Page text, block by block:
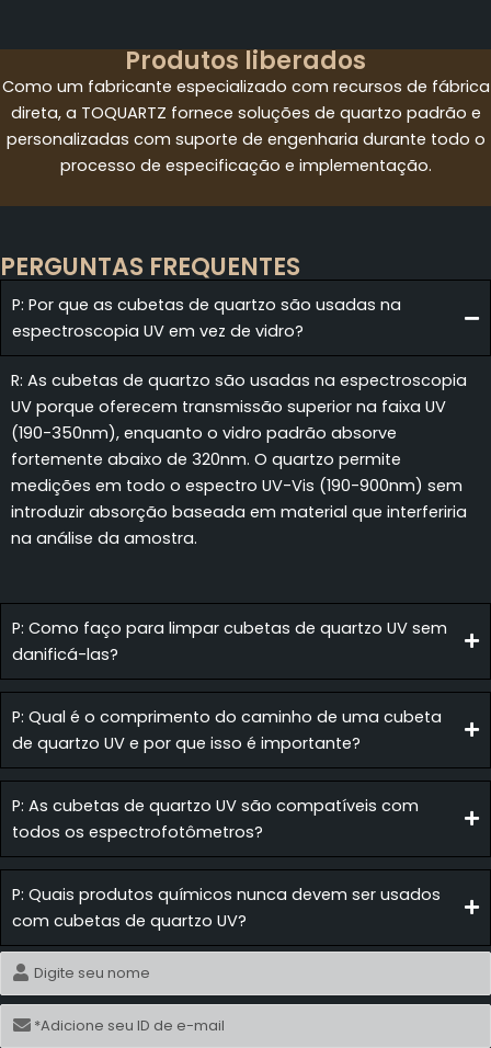
Produtos liberados
Como um fabricante especializado com recursos de fábrica
direta, a TOQUARTZ fornece soluções de quartzo padrão e
personalizadas com suporte de engenharia durante todo o
processo de especificação e implementação.
PERGUNTAS FREQUENTES
P: Por que as cubetas de quartzo são usadas na
espectroscopia UV em vez de vidro?
R: As cubetas de quartzo são usadas na espectroscopia
UV porque oferecem transmissão superior na faixa UV
(190-350nm), enquanto o vidro padrão absorve
fortemente abaixo de 320nm. O quartzo permite
medições em todo o espectro UV-Vis (190-900nm) sem
introduzir absorção baseada em material que interferiria
na análise da amostra.
P: Como faço para limpar cubetas de quartzo UV sem
danificá-las?
P: Qual é o comprimento do caminho de uma cubeta
de quartzo UV e por que isso é importante?
P: As cubetas de quartzo UV são compatíveis com
todos os espectrofotômetros?
P: Quais produtos químicos nunca devem ser usados
com cubetas de quartzo UV?
Nome
E-
mail